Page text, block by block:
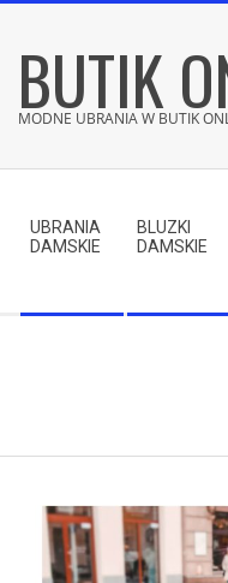
contentBUTIK
MODNE UBRANIA W BUTIK
Menu
UBRANIA
DAMSKIE
BLUZKI
DAMSKIE